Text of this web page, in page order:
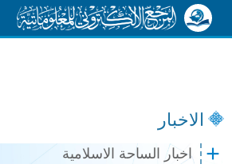
الاخبار
اخبار الساحة الاسلامية